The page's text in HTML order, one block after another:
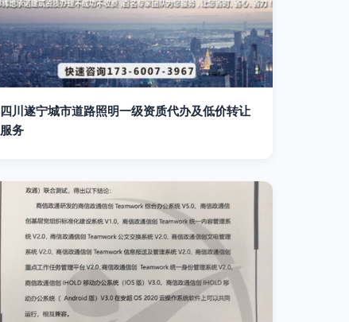
四川遂宁城市道路照明一级资质代办及低价转让
服务